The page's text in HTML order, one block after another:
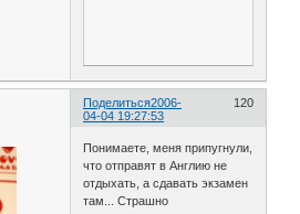
Поделиться 120
2006-
04-04 19:27:53
Понимаете, меня припугнули,
что отправят в Англию не
отдыхать, а сдавать экзамен
там... Страшно